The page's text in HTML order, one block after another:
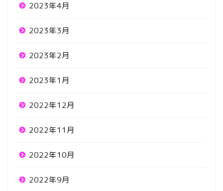
2023年4月
2023年3月
2023年2月
2023年1月
2022年12月
2022年11月
2022年10月
2022年9月